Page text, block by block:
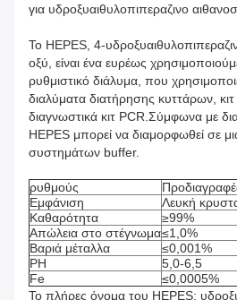
για υδροξυαιθυλοπιπεραζινο
Το HEPES, 4-
οξύ, είναι ένα ευρέως
ρυθμιστικό διάλυμα, που
διαλύματα διατήρησης κυττάρων,
διαγνωστικά κιτ PCR.Σύμφωνα με
HEPES μπορεί να διαμορφωθεί σε
συστημάτων buffer.
ρυθμούς
Εμφάνιση
Λευκή
Καθαρότητα
≥99%
Απώλεια στο στέγνωμα≤1,0%
Βαριά μέταλλα
≤0,001%
PH
5,0-6,5
Fe
≤0,0005%
Το πλήρες όνομα του HEPES: